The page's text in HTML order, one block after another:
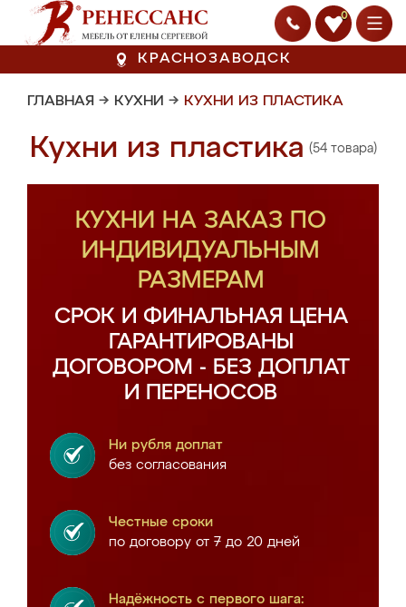
0
КРАСНОЗАВОДСК
ГЛАВНАЯ → КУХНИ → КУХНИ ИЗ ПЛАСТИКА
Кухни из пластика (54 товара)
КУХНИ НА ЗАКАЗ ПО
ИНДИВИДУАЛЬНЫМ
РАЗМЕРАМ
СРОК И ФИНАЛЬНАЯ ЦЕНА
ГАРАНТИРОВАНЫ
ДОГОВОРОМ - БЕЗ ДОПЛАТ
И ПЕРЕНОСОВ
Ни рубля доплат
без согласования
Честные сроки
по договору от 7 до 20 дней
Надёжность с первого шага: